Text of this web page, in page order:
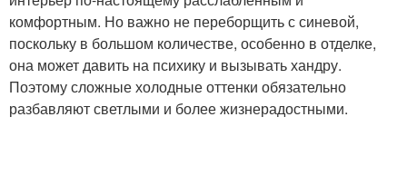
комфортным. Но важно не переборщить с синевой,
поскольку в большом количестве, особенно в отделке,
она может давить на психику и вызывать хандру.
Поэтому сложные холодные оттенки обязательно
разбавляют светлыми и более жизнерадостными.